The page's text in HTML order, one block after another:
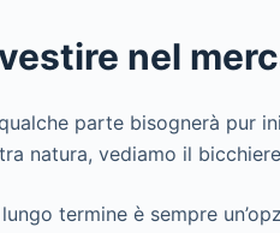
nel
parte bisognerà pur
natura, vediamo il
termine è sempre